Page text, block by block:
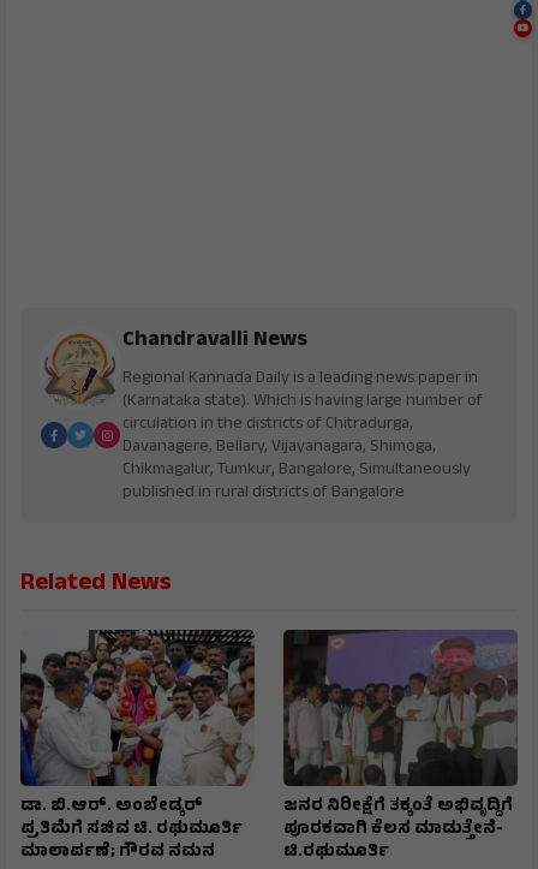
Chandravalli News
Regional Kannada Daily is a leading news paper in
(Karnataka state). Which is having large number of
circulation in the districts of Chitradurga,
Davanagere, Bellary, Vijayanagara, Shimoga,
Chikmagalur, Tumkur, Bangalore, Simultaneously
published in rural districts of Bangalore
Related News
ಡಾ. ಬಿ.ಆರ್. ಅಂಬೇಡ್ಕರ್
ಪ್ರತಿಮೆಗೆ ಸಚಿವ ಟಿ. ರಘುಮೂರ್ತಿ
ಮಾಲಾರ್ಪಣೆ; ಗೌರವ ನಮನ
ಜನರ ನಿರೀಕ್ಷೆಗೆ ತಕ್ಕಂತೆ ಅಭಿವೃದ್ದಿಗೆ
ಪೂರಕವಾಗಿ ಕೆಲಸ ಮಾಡುತ್ತೇನೆ-
ಟಿ.ರಘುಮೂರ್ತಿ